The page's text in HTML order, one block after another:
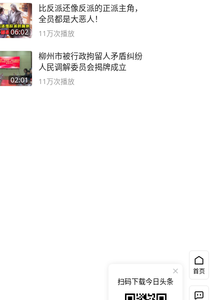
06:02
比反派还像反派的正派主角，
全员都是大恶人！
11万次播放
02:01
柳州市被行政拘留人矛盾纠纷
人民调解委员会揭牌成立
11万次播放
首页
扫码下载今日头条